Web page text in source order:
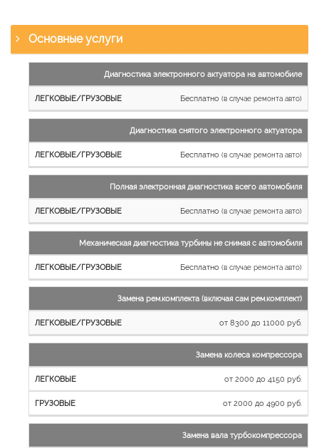
Основные услуги
работы
Легковые
и
Грузовые
автомобили
Диагностика электронного актуатора на автомобиле
Бесплатно (в случае ремонта авто)
Диагностика снятого электронного актуатора
Бесплатно (в случае ремонта авто)
Полная электронная диагностика всего автомобиля
Бесплатно (в случае ремонта авто)
Механическая диагностика турбины не снимая с автомобиля
Бесплатно (в случае ремонта авто)
Замена рем.комплекта (включая сам рем.комплект)
от 8300 до 11000 руб.
Замена колеса компрессора
от 2000 до 4150 руб.
от 2000 до 4900 руб.
Замена вала турбокомпрессора